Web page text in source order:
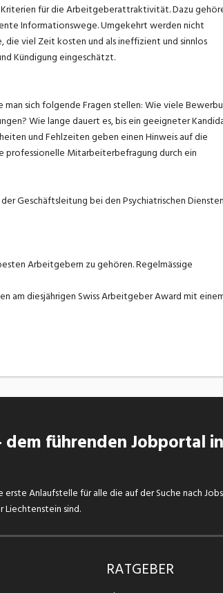
für die Arbeitgeberattraktivität. Dazu
Informationswege. Umgekehrt werden nicht
viel Zeit kosten und als ineffizient und sinnlos
Kündigung eingeschätzt.
sich folgende Fragen stellen: Wie viele
Wie lange dauert es, bis ein geeigneter
und Fehlzeiten geben einen Hinweis auf die
Mitarbeiterbefragung durch ein
Geschäftsleitung bei den Psychiatrischen Diensten
Arbeitgebern zu gehören. Regelmässige
diesjährigen Swiss Arbeitgeber Award mit
führenden Jobportal
Anlaufstelle für alle die auf der Suche nach
Liechtenstein sind.
RATGEBER